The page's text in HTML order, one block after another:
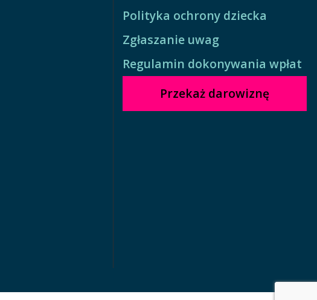
Polityka ochrony dziecka
Zgłaszanie uwag
Regulamin dokonywania wpłat
Przekaż darowiznę